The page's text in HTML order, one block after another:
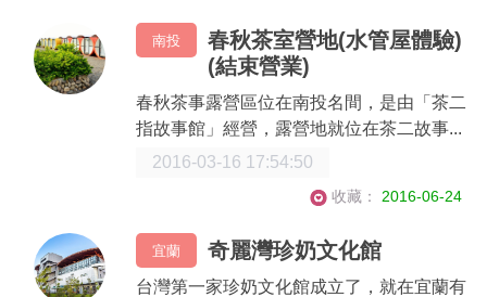
南投
春秋茶室營地(水管屋體驗)
(結束營業)
春秋茶事露營區位在南投名間，是由「茶二
指故事館」經營，露營地就位在茶二故事...
2016-03-16 17:54:50
收藏： 2016-06-24
宜蘭 奇麗灣珍奶文化館
台灣第一家珍奶文化館成立了，就在宜蘭有